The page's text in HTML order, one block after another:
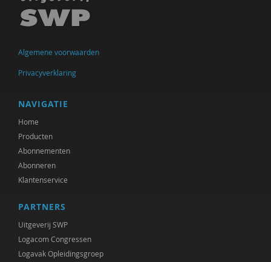
Algemene voorwaarden
Privacyverklaring
NAVIGATIE
Home
Producten
Abonnementen
Abonneren
Klantenservice
PARTNERS
Uitgeverij SWP
Logacom Congressen
Logavak Opleidingsgroep